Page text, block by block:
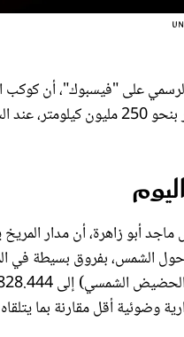
ماجد أبو زاهرة، أن مدار
الشمس، بفروق بسيطة في